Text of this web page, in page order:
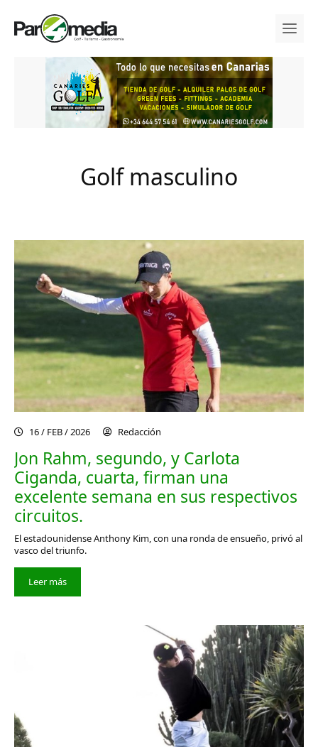
Golf masculino
16 / FEB / 2026 Redacción
Jon Rahm, segundo, y Carlota
Ciganda, cuarta, firman una
excelente semana en sus respectivos
circuitos.
El estadounidense Anthony Kim, con una ronda de ensueño, privó al
vasco del triunfo.
Leer más